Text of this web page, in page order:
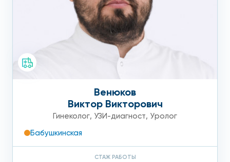
Венюков
Виктор Викторович
Гинеколог, УЗИ-диагност, Уролог
Бабушкинская
СТАЖ РАБОТЫ